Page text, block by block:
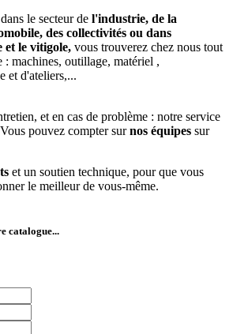
le secteur de l'industrie, de la
des collectivités ou dans
et le vitigole, vous trouverez chez nous tout
: machines, outillage, matériel ,
et d'ateliers,...
et en cas de problème : notre service
pouvez compter surnos équipes sur
et un soutien technique, pour que vous
le meilleur de vous-même.
catalogue...